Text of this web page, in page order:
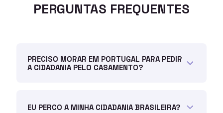
PERGUNTAS FREQUENTES
PRECISO MORAR EM PORTUGAL PARA PEDIR
A CIDADANIA PELO CASAMENTO?
EU PERCO A MINHA CIDADANIA BRASILEIRA?